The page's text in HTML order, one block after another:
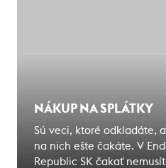
NÁKUP NA SPLÁTKY
Sú veci, ktoré odkladáte,
na nich ešte čakáte. V
Republic SK čakať